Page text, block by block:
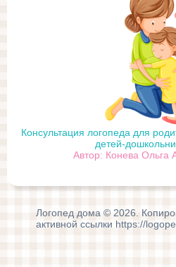
Консультация логопеда для
детей-
Автор: Конева Ольга
Логопед дома © 2026.
активной ссылки https://